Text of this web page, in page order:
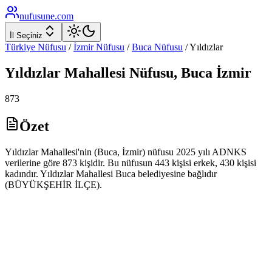
nufusune.com
İl Seçiniz
Türkiye Nüfusu / İzmirNüfusu / Buca Nüfusu /Yıldızlar
Yıldızlar Mahallesi Nüfusu, Buca İzmir
873
Özet
Yıldızlar Mahallesi'nin (Buca, İzmir) nüfusu 2025 yılı ADNKS
verilerine göre 873 kişidir. Bu nüfusun 443 kişisi erkek, 430 kişisi
kadındır. Yıldızlar Mahallesi Buca belediyesine bağlıdır
(BÜYÜKŞEHİR İLÇE).